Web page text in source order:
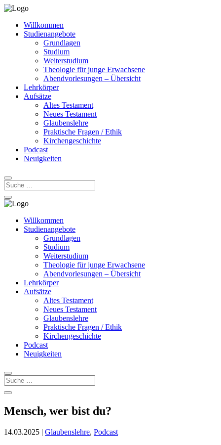
Willkommen
Studienangebote
Grundlagen
Studium
Weiterstudium
Theologie für junge Erwachsene
Abendvorlesungen – Übersicht
Lehrkörper
Aufsätze
Altes Testament
Neues Testament
Glaubenslehre
Praktische Fragen / Ethik
Kirchengeschichte
Podcast
Neuigkeiten
Willkommen
Studienangebote
Grundlagen
Studium
Weiterstudium
Theologie für junge Erwachsene
Abendvorlesungen – Übersicht
Lehrkörper
Aufsätze
Altes Testament
Neues Testament
Glaubenslehre
Praktische Fragen / Ethik
Kirchengeschichte
Podcast
Neuigkeiten
Mensch, wer bist du?
14.03.2025 | Glaubenslehre, Podcast